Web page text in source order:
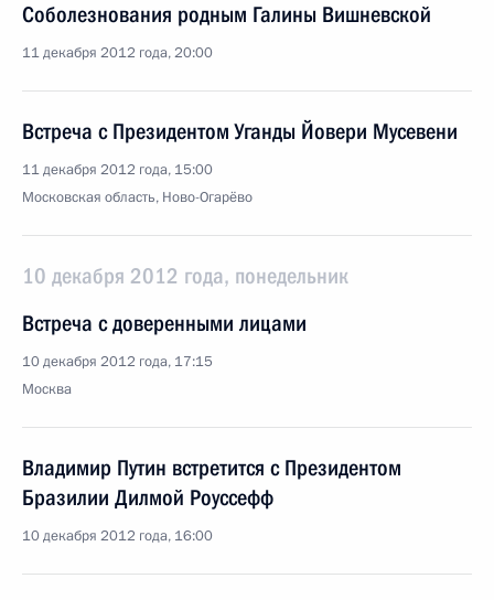
Соболезнования родным Галины Вишневской
11 декабря 2012 года, 20:00
Встреча с Президентом Уганды Йовери Мусевени
11 декабря 2012 года, 15:00
Московская область, Ново-Огарёво
10 декабря 2012 года, понедельник
Встреча с доверенными лицами
10 декабря 2012 года, 17:15
Москва
Владимир Путин встретится с Президентом
Бразилии Дилмой Роуссефф
10 декабря 2012 года, 16:00